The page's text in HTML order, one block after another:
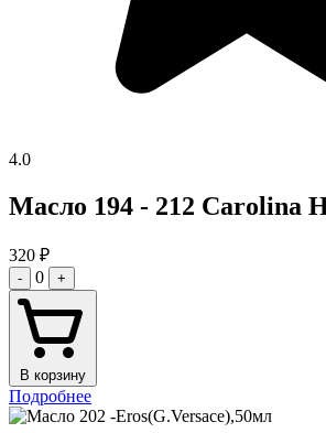
4.0
Масло 194 - 212 Carolina
320 ₽
- 0 +
В корзину
Подробнее